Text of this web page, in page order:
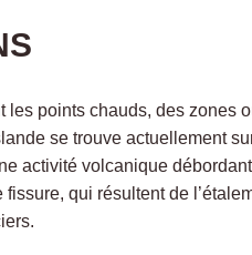
points chauds, des zones
se trouve actuellement
activité volcanique
qui résultent de